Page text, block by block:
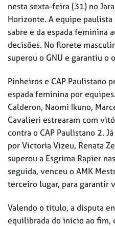
nesta sexta-feira (31) no
Horizonte. A equipe
sabre e da espada feminina
decisões. No florete
superou o GNU e garantiu o
Pinheiros e CAP Paulistano
espada feminina por
Calderon, Naomi Ikuno,
Cavalieri estrearam com
contra o CAP Paulistano 2.
por Victoria Vizeu, Renata
superou a Esgrima Rapier
seguida, venceu o AMK
terceiro lugar, para garantir
Valendo o título, a disputa
equilibrada do início ao fim,